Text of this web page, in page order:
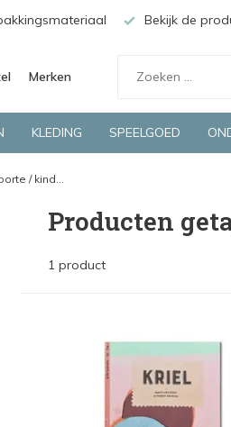
Bekijk de
Merken
KLEDING SPEELGOED
/ kind...
Producten
1 product